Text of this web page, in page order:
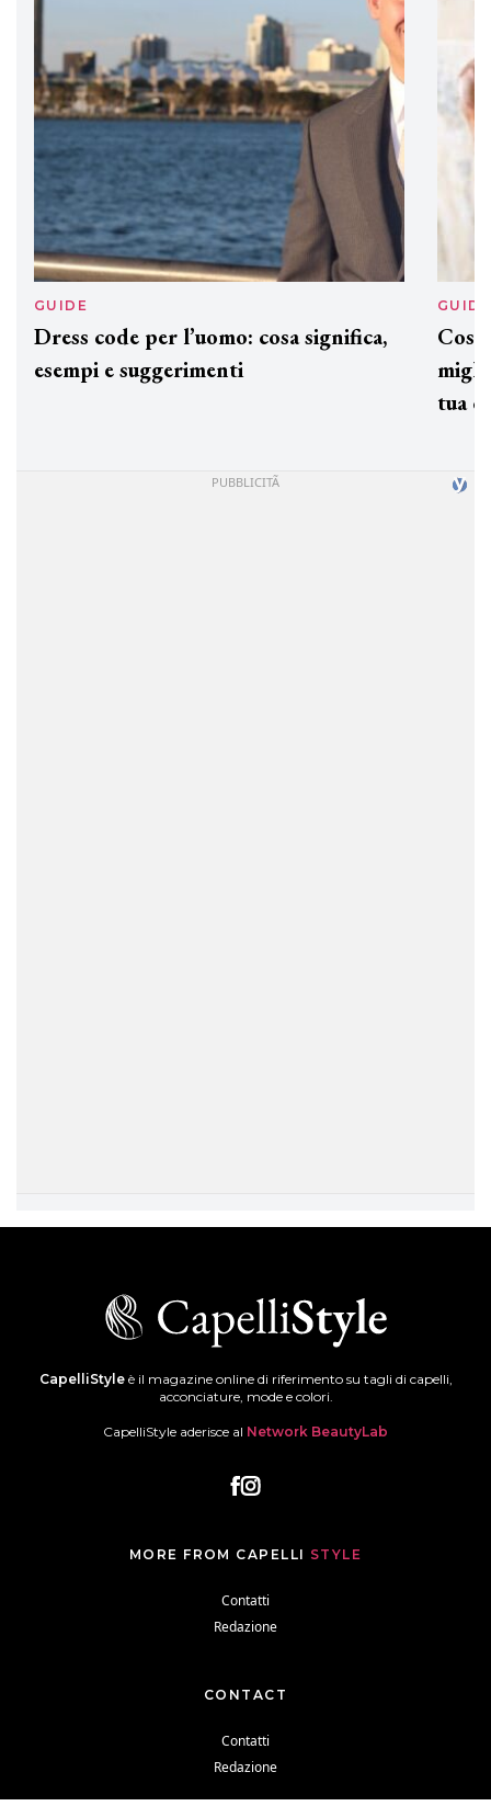
GUIDE
Dress code per l’uomo: cosa significa,
esempi e suggerimenti
GUIDE
tua
CapelliStyleè il magazine online di riferimento su tagli di capelli,
acconciature, mode e colori.
CapelliStyle aderisce al Network BeautyLab
MORE FROM CAPELLI STYLE
Contatti
Redazione
CONTACT
Contatti
Redazione